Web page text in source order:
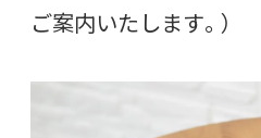
ご案内いたします。）